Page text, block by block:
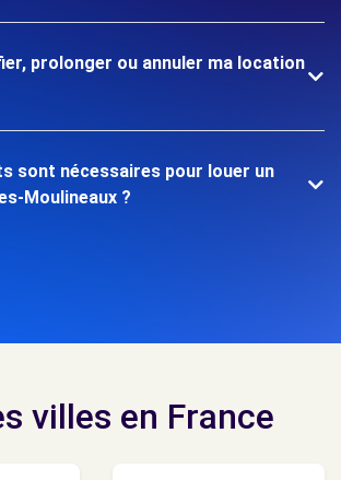
prolonger ou annuler ma location
sont nécessaires pour louer un
Moulineaux ?
villes en France